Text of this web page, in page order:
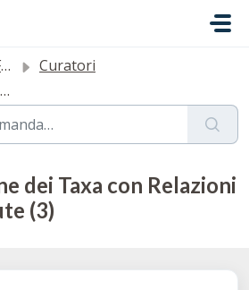
Curatori
dei Taxa con Relazioni
(3)